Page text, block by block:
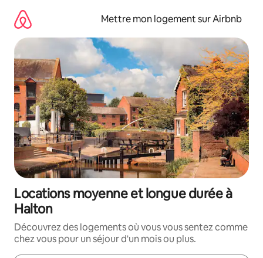
directement
contenu
Mettre mon logement sur Airbnb
Locations moyenne et longue durée à
Halton
Découvrez des logements où vous vous sentez comme
chez vous pour un séjour d'un mois ou plus.